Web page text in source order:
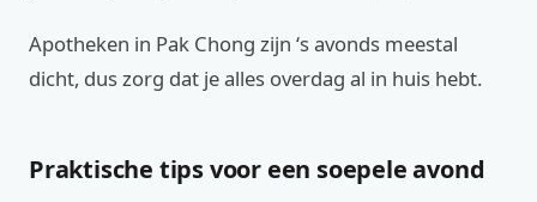
Apotheken in Pak Chong zijn ‘s avonds meestal
dicht, dus zorg dat je alles overdag al in huis hebt.
Praktische tips voor een soepele avond